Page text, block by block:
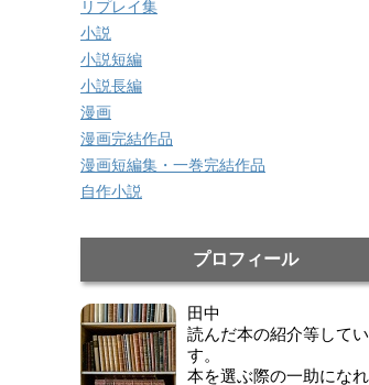
リプレイ集
小説
小説短編
小説長編
漫画
漫画完結作品
漫画短編集・一巻完結作品
自作小説
プロフィール
田中
読んだ本の紹介等して
す。
本を選ぶ際の一助にな